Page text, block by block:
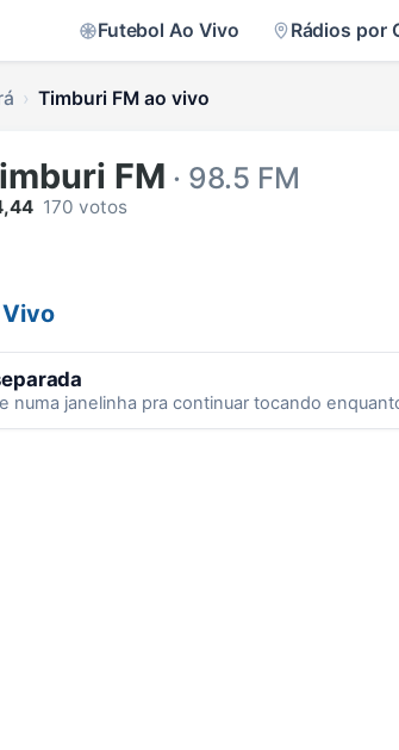
Futebol Ao Vivo Rádios por
Timburi FM ao vivo
FM · 98.5 FM
170 votos
Vivo
numa janelinha pra continuar tocando